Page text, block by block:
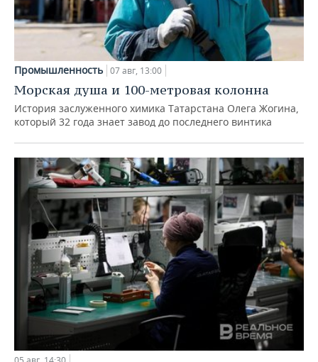
Промышленность 07 авг, 13:00
Морская душа и 100-метровая колонна
История заслуженного химика Татарстана Олега Жогина,
который 32 года знает завод до последнего винтика